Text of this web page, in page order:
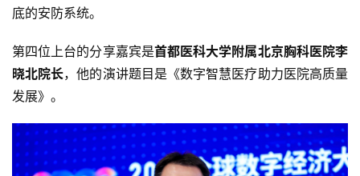
云
算
未
医
疗
登录 注册
底的安防系统。
第四位上台的分享嘉宾是首都医科大学附属北京胸科医院李
晓北院长，他的演讲题目是《数字智慧医疗助力医院高质量
发展》。